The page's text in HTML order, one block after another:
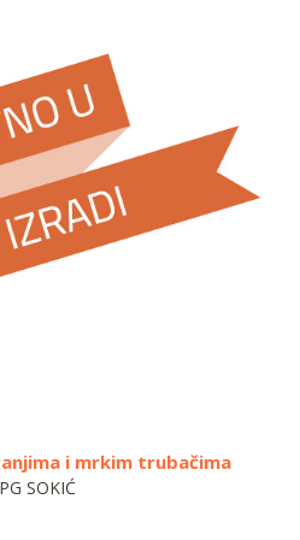
Palenta domaća